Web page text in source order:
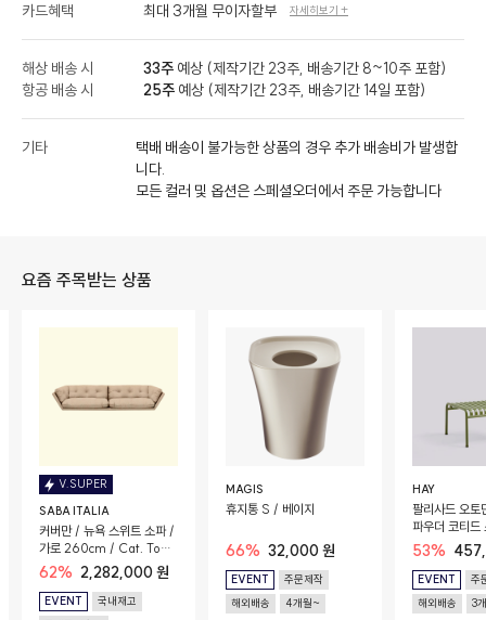
카드혜택 최대 3개월 무이자할부 자세히보기 +
해상 배송 시 33주 예상 (제작기간 23주, 배송기간 8~10주 포함)
항공 배송 시
25주 예상 (제작기간 23주, 배송기간 14일 포함)
기타
택배 배송이 불가능한 상품의 경우 추가 배송비가 발생합
니다.
모든 컬러 및 옵션은 스페셜오더에서 주문 가능합니다
요즘 주목받는 상품
V.SUPER
SABA ITALIA
커버만 / 뉴욕 스위트 소파 /
가로 260cm / Cat. Top
(Lario Col. 03)
62% 2,282,000 원
EVENT
국내재고
MAGIS
휴지통 S / 베이지
66% 32,000 원
EVENT
주문제작
해외배송
4개월~
HAY
팔리사드 오
파우더 코티드
53%
EVENT
주
해외배송
3